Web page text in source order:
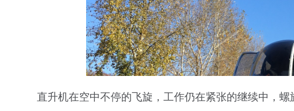
直升机在空中不停的飞旋，工作仍在紧张的继续中，